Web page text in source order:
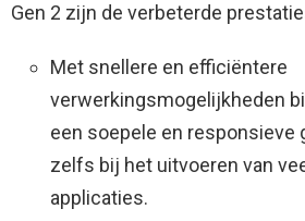
Gen 2 zijn de verbeterde
Met snellere en efficiëntere
verwerkingsmogelijkheden
een soepele en responsieve
zelfs bij het uitvoeren van
applicaties.